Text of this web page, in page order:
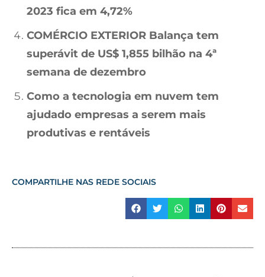
2023 fica em 4,72%
COMÉRCIO EXTERIOR Balança tem
superávit de US$ 1,855 bilhão na 4ª
semana de dezembro
Como a tecnologia em nuvem tem
ajudado empresas a serem mais
produtivas e rentáveis
COMPARTILHE NAS REDE SOCIAIS